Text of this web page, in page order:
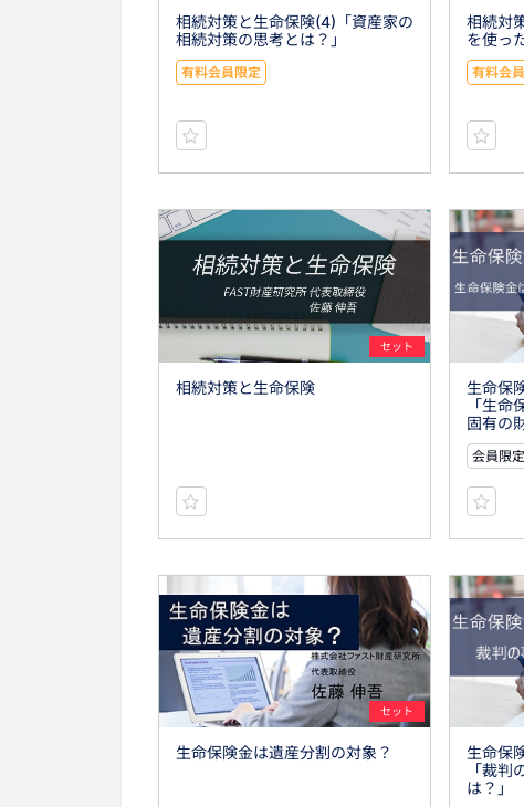
相続対策と生命保険(4)「資産家の
相続対策の思考とは？」
有料会員限定
相続対
を使っ
有料会
セット
相続対策と生命保険
生命保
「生命
固有の
会員限
セット
生命保険金は遺産分割の対象？
生命保
「裁判
は？」